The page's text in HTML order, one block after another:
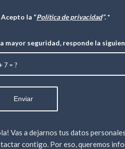
Acepto la “Política de privacidad”.*
7 = ?
mayor seguridad, responde la
Vas a dejarnos tus datos
contigo. Por eso, queremos